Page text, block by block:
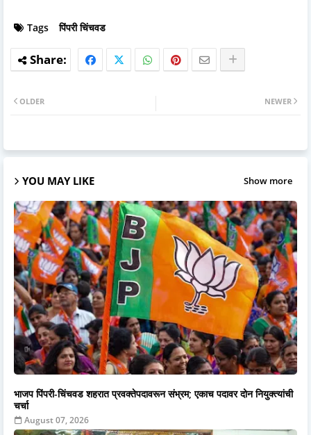
Tags पिंपरी चिंचवड
NEWER
OLDER
YOU MAY LIKE Show more
भाजप पिंपरी-चिंचवड शहरात प्रवक्तेपदावरून संभ्रम; एकाच पदावर दोन नियुक्त्यांची
चर्चा
August 07, 2026